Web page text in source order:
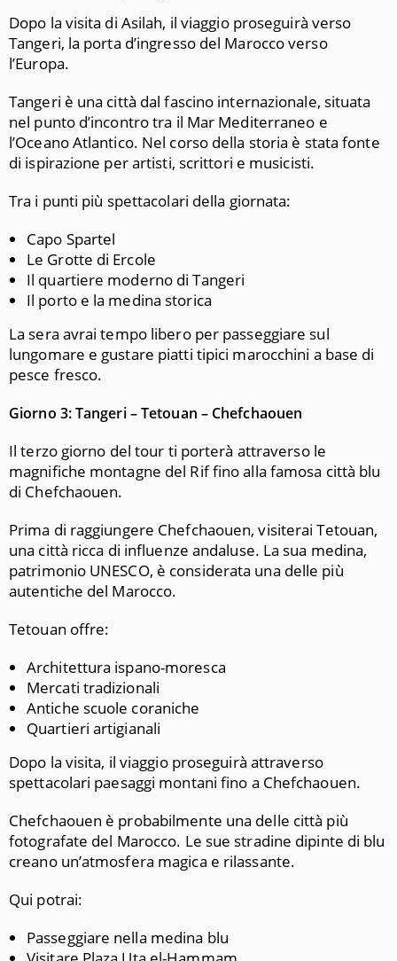
Dopo la visita di Asilah, il viaggio proseguirà verso
Tangeri, la porta d’ingresso del Marocco verso
l’Europa.
Tangeri è una città dal fascino internazionale, situata
nel punto d’incontro tra il Mar Mediterraneo e
l’Oceano Atlantico. Nel corso della storia è stata fonte
di ispirazione per artisti, scrittori e musicisti.
Tra i punti più spettacolari della giornata:
Capo Spartel
Le Grotte di Ercole
Il quartiere moderno di Tangeri
Il porto e la medina storica
La sera avrai tempo libero per passeggiare sul
lungomare e gustare piatti tipici marocchini a base di
pesce fresco.
Giorno 3: Tangeri – Tetouan – Chefchaouen
Il terzo giorno del tour ti porterà attraverso le
magnifiche montagne del Rif fino alla famosa città blu
di Chefchaouen.
Prima di raggiungere Chefchaouen, visiterai Tetouan,
una città ricca di influenze andaluse. La sua medina,
patrimonio UNESCO, è considerata una delle più
autentiche del Marocco.
Tetouan offre:
Architettura ispano-moresca
Mercati tradizionali
Antiche scuole coraniche
Quartieri artigianali
Dopo la visita, il viaggio proseguirà attraverso
spettacolari paesaggi montani fino a Chefchaouen.
Chefchaouen è probabilmente una delle città più
fotografate del Marocco. Le sue stradine dipinte di blu
creano un’atmosfera magica e rilassante.
Qui potrai:
Passeggiare nella medina blu